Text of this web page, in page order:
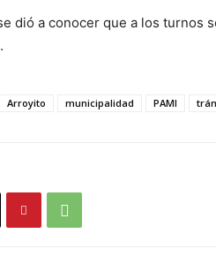
dió a conocer que a los turnos
Arroyito municipalidad PAMI